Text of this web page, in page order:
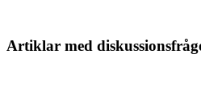
Artiklar med